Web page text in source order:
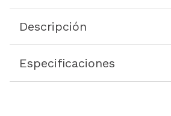
Descripción
Especificaciones